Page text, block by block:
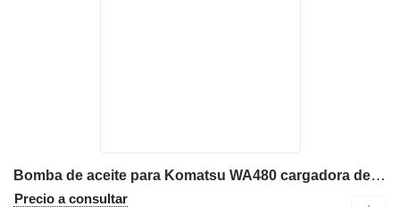
Bomba de aceite para Komatsu WA480 cargadora de ruedas
Precio a consultar